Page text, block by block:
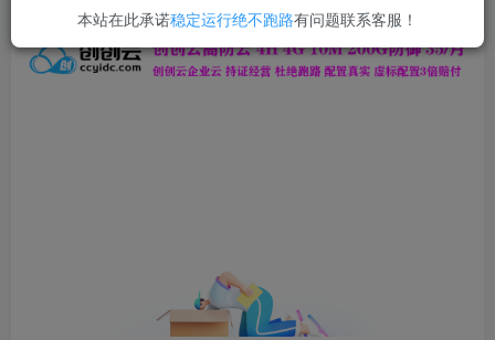
本站在此承诺稳定运行绝不跑路有问题联系客服！